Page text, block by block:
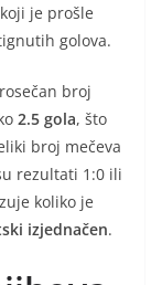
je prošle
golova.
broj
2.5 gola, što
broj mečeva
rezultati 1:0 ili
koliko je
izjednačen.